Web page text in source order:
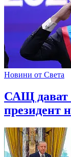
Новини от Света
САЩ дават
президент